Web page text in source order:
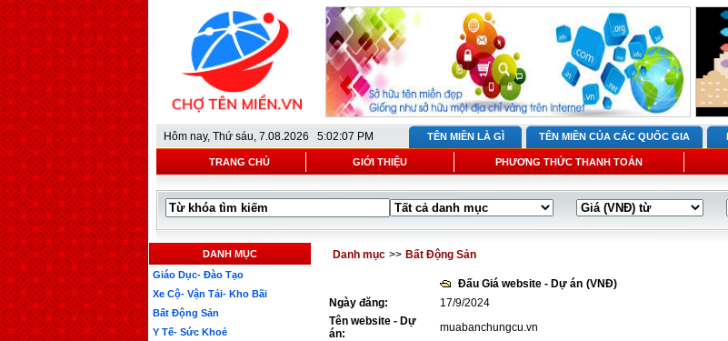
Hôm nay, Thứ sáu, 7.08.2026 5:02:07 PM TÊN MIỀN LÀ GÌ TÊN MIỀN CỦA CÁC QUỐC GIA
TRANG CHỦ GIỚI THIỆU PHƯƠNG THỨC THANH TOÁN
DANH MỤC
Giáo Dục- Đào Tạo
Xe Cộ- Vận Tải- Kho Bãi
Bất Động Sản
Y Tế- Sức Khoẻ
Danh mục >> Bất Động Sản
Đấu Giá website - Dự án (VNĐ)
Ngày đăng:
17/9/2024
Tên website - Dự
án:
muabanchungcu.vn